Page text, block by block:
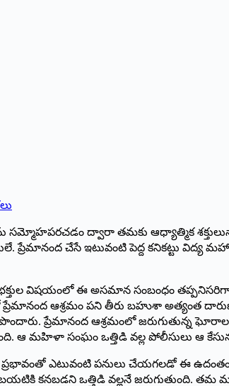
సమ్మోహపరచడం ద్వారా తమకు ఆధ్యాత్మిక
ప్రేమానంద చేసే ఇటువంటి పెద్ద కనికట్టు
విషయంలో ఈ అసమాన సంబంధం తప్పనిసరిగా
ప్రేమానంద ఆశ్రమం పని తీరు బహుశా అత్యంత
ప్రేమానంద ఆశ్రమంలో జరుగుతున్న
ఆ మహిళా సంఘం ఒత్తిడి వల్ల పోలీసులు ఆ
ప్రభావంతో ఎటువంటి పనులు చేయగలడో ఈ
బయటికి కనబడని ఒత్తిడి వల్లనే జరుగుతుంది.